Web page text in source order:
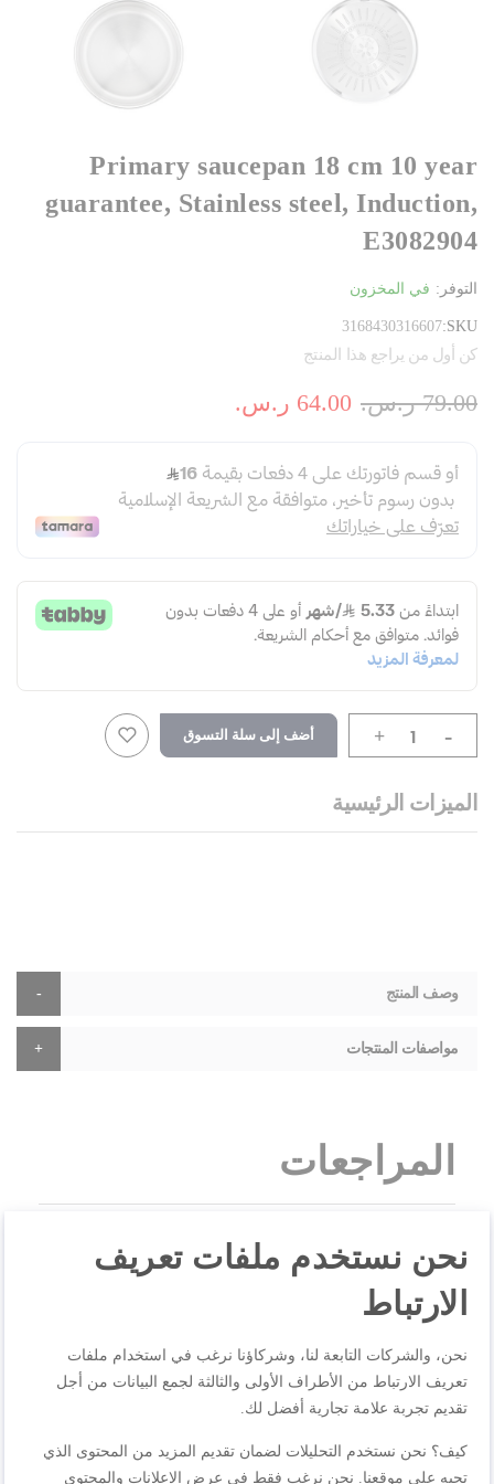
Primary saucepan 18 cm 10 year
guarantee, Stainless steel, Induction,
E3082904
التوفر: في المخزون
SKU
3168430316607
كن أول من يراجع هذا المنتج
64.00 ر.س.‏ 79.00 ر.س.‏
-
+ أضف إلى سلة التسوق
الميزات الرئيسية
المراجعات
اكتب مراجعتك الخاصة
أنت تراجع:
Primary saucepan 18 cm 10 year guarantee, Stainless steel,
Induction, E3082904
الجودة
1
2
3
4
5
وصف المنتج
مواصفات المنتجات
نحن نستخدم ملفات تعريف
الارتباط
نحن، والشركات التابعة لنا، وشركاؤنا نرغب في استخدام ملفات
تعريف الارتباط من الأطراف الأولى والثالثة لجمع البيانات من أجل
تقديم تجربة علامة تجارية أفضل لك.
كيف؟ نحن نستخدم التحليلات لضمان تقديم المزيد من المحتوى الذي
تحبه على موقعنا. نحن نرغب فقط في عرض الإعلانات والمحتوى